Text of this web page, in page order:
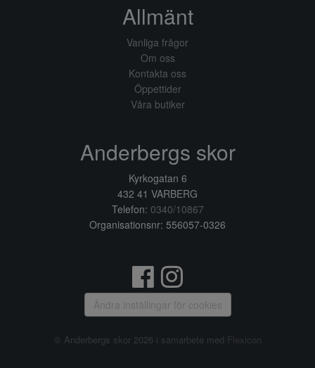
Allmänt
Vanliga frågor
Om oss
Kontakta oss
Öppettider
Våra butiker
Anderbergs skor
Kyrkogatan 6
432 41 VARBERG
Telefon: 0340/10867
Organisationsnr: 556057-0326
Ändra inställingar för cookies
© Anderbergs skor 2026 i samarbete med Flexicon